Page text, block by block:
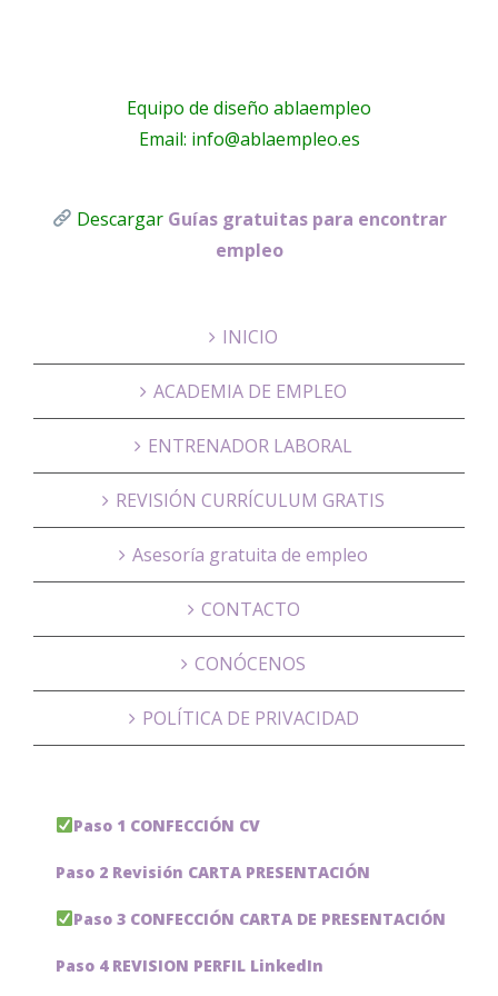
Equipo de diseño ablaempleo
Email: info@ablaempleo.es
Descargar Guías gratuitas para encontrar
empleo
INICIO
ACADEMIA DE EMPLEO
ENTRENADOR LABORAL
REVISIÓN CURRÍCULUM GRATIS
Asesoría gratuita de empleo
CONTACTO
CONÓCENOS
POLÍTICA DE PRIVACIDAD
Paso 1 CONFECCIÓN CV
Paso 2 Revisión CARTA PRESENTACIÓN
Paso 3 CONFECCIÓN CARTA DE PRESENTACIÓN
Paso 4 REVISION PERFIL LinkedIn